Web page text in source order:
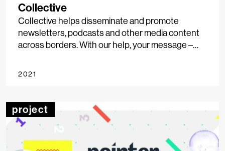
Collective
Collective helps disseminate and promote
newsletters, podcasts and other media content
across borders. With our help, your message –
submissions – can reach people all over Europe.
2021
project